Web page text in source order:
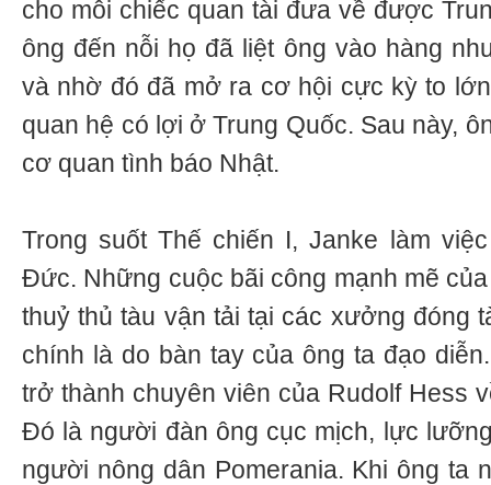
cho mỗi chiếc quan tài đưa về được
ông đến nỗi họ đã liệt ông vào hàng
và nhờ đó đã mở ra cơ hội cực kỳ to
quan hệ có lợi ở Trung Quốc. Sau này,
cơ quan tình báo Nhật.
Trong suốt Thế chiến I, Janke làm
Đức. Những cuộc bãi công mạnh mẽ
thuỷ thủ tàu vận tải tại các xưởng đóng
chính là do bàn tay của ông ta đạo
trở thành chuyên viên của Rudolf Hess
Đó là người đàn ông cục mịch, lực
người nông dân Pomerania. Khi ông ta